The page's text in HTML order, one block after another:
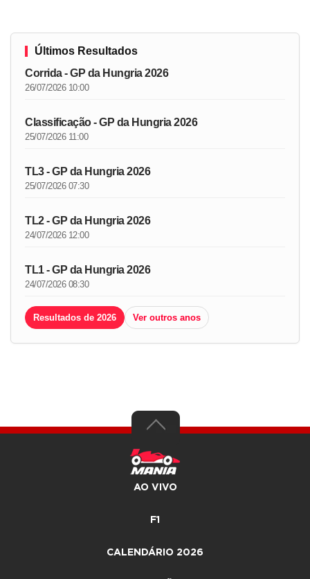
Últimos Resultados
Corrida - GP da Hungria 2026
26/07/2026 10:00
Classificação - GP da Hungria 2026
25/07/2026 11:00
TL3 - GP da Hungria 2026
25/07/2026 07:30
TL2 - GP da Hungria 2026
24/07/2026 12:00
TL1 - GP da Hungria 2026
24/07/2026 08:30
Resultados de 2026 Ver outros anos
AO VIVO
F1
CALENDÁRIO 2026